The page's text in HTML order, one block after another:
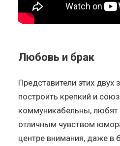
Любовь и брак
Представители этих двух
построить крепкий и
коммуникабельны,
отличным чувством
центре внимания, даже